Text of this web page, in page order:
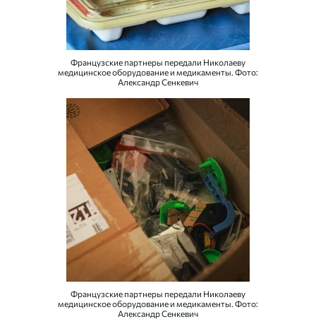
Французские партнеры передали Николаеву
медицинское оборудование и медикаменты. Фото:
Александр Сенкевич
Французские партнеры передали Николаеву
медицинское оборудование и медикаменты. Фото:
Александр Сенкевич